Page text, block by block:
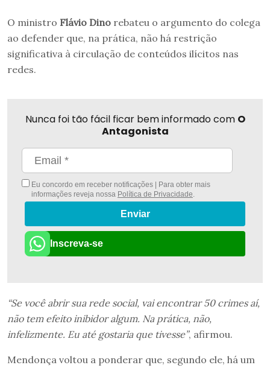
O ministro Flávio Dino rebateu o argumento do colega
ao defender que, na prática, não há restrição
significativa à circulação de conteúdos ilícitos nas
redes.
Nunca foi tão fácil ficar bem informado com O
Antagonista
Eu concordo em receber notificações | Para obter mais
informações reveja nossa Política de Privacidade.
Enviar
Inscreva-se
“Se você abrir sua rede social, vai encontrar 50 crimes aí,
não tem efeito inibidor algum. Na prática, não,
infelizmente. Eu até gostaria que tivesse”, afirmou.
Mendonça voltou a ponderar que, segundo ele, há um